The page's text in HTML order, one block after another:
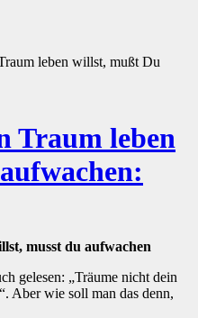
leben willst, mußt Du
Traum leben
musst du aufwachen
gelesen: „Träume nicht dein
Aber wie soll man das denn,